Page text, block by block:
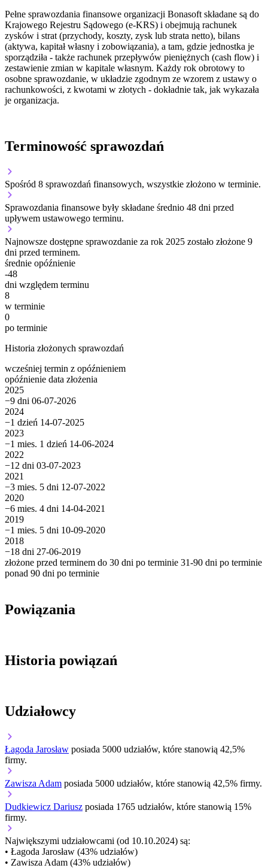
Pełne sprawozdania finansowe organizacji Bonasoft składane są do
Krajowego Rejestru Sądowego (e-KRS) i obejmują rachunek
zysków i strat (przychody, koszty, zysk lub strata netto), bilans
(aktywa, kapitał własny i zobowiązania), a tam, gdzie jednostka je
sporządziła - także rachunek przepływów pieniężnych (cash flow) i
zestawienie zmian w kapitale własnym. Każdy rok obrotowy to
osobne sprawozdanie, w układzie zgodnym ze wzorem z ustawy o
rachunkowości, z kwotami w złotych - dokładnie tak, jak wykazała
je organizacja.
Terminowość sprawozdań
Spośród 8 sprawozdań finansowych, wszystkie złożono w terminie.
Sprawozdania finansowe były składane średnio 48 dni przed
upływem ustawowego terminu.
Najnowsze dostępne sprawozdanie za rok 2025 zostało złożone 9
dni przed terminem.
średnie opóźnienie
-48
dni względem terminu
8
w terminie
0
po terminie
Historia złożonych sprawozdań
wcześniej termin z opóźnieniem
opóźnienie data złożenia
2025
−9 dni 06-07-2026
2024
−1 dzień 14-07-2025
2023
−1 mies. 1 dzień 14-06-2024
2022
−12 dni 03-07-2023
2021
−3 mies. 5 dni 12-07-2022
2020
−6 mies. 4 dni 14-04-2021
2019
−1 mies. 5 dni 10-09-2020
2018
−18 dni 27-06-2019
złożone przed terminem do 30 dni po terminie 31-90 dni po terminie
ponad 90 dni po terminie
Powiązania
Historia powiązań
Udziałowcy
Łagoda Jarosław posiada 5000 udziałów, które stanowią 42,5%
firmy.
Zawisza Adam posiada 5000 udziałów, które stanowią 42,5% firmy.
Dudkiewicz Dariusz posiada 1765 udziałów, które stanowią 15%
firmy.
Największymi udziałowcami (od 10.10.2024) są:
• Łagoda Jarosław (43% udziałów)
• Zawisza Adam (43% udziałów)